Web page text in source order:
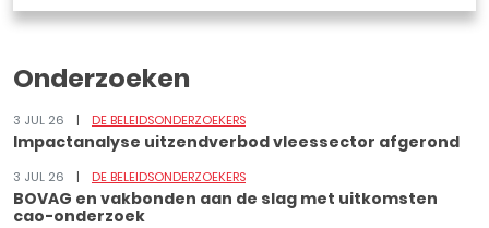
Onderzoeken
3 JUL 26 DE BELEIDSONDERZOEKERS
Impactanalyse uitzendverbod vleessector afgerond
3 JUL 26 DE BELEIDSONDERZOEKERS
BOVAG en vakbonden aan de slag met uitkomsten
cao-onderzoek